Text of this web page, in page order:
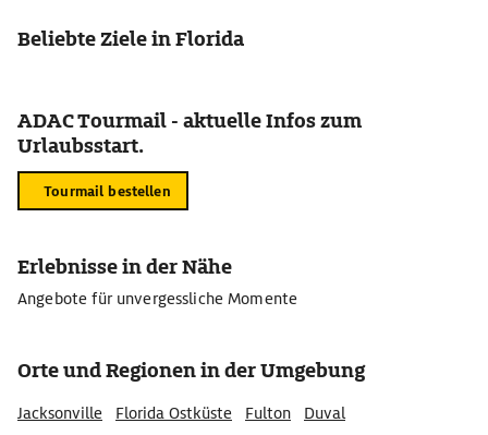
Beliebte Ziele in Florida
ADAC Tourmail - aktuelle Infos zum
Urlaubsstart.
Tourmail bestellen
Erlebnisse in der Nähe
Angebote für unvergessliche Momente
Orte und Regionen in der Umgebung
Jacksonville Florida Ostküste Fulton Duval